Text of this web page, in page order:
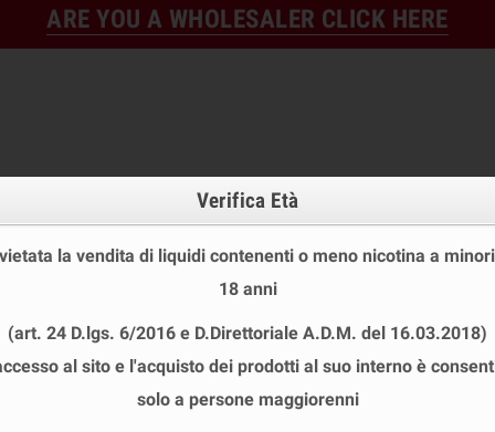
ARE YOU A WHOLESALER CLICK HERE
STOCK DISPOSABLE ECIG E-LIQUID BASES &
MOD
Verifica Età
la vendita di liquidi contenenti o meno nicotina a
18 anni
(art. 24 D.lgs. 6/2016 e D.Direttoriale A.D.M. del 16.03.2018)
al sito e l'acquisto dei prodotti al suo interno è
solo a persone maggiorenni